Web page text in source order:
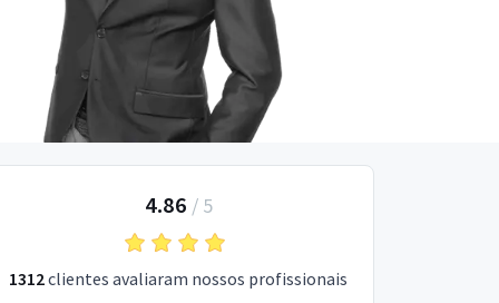
4.86 / 5
1312clientes avaliaram nossos profissionais